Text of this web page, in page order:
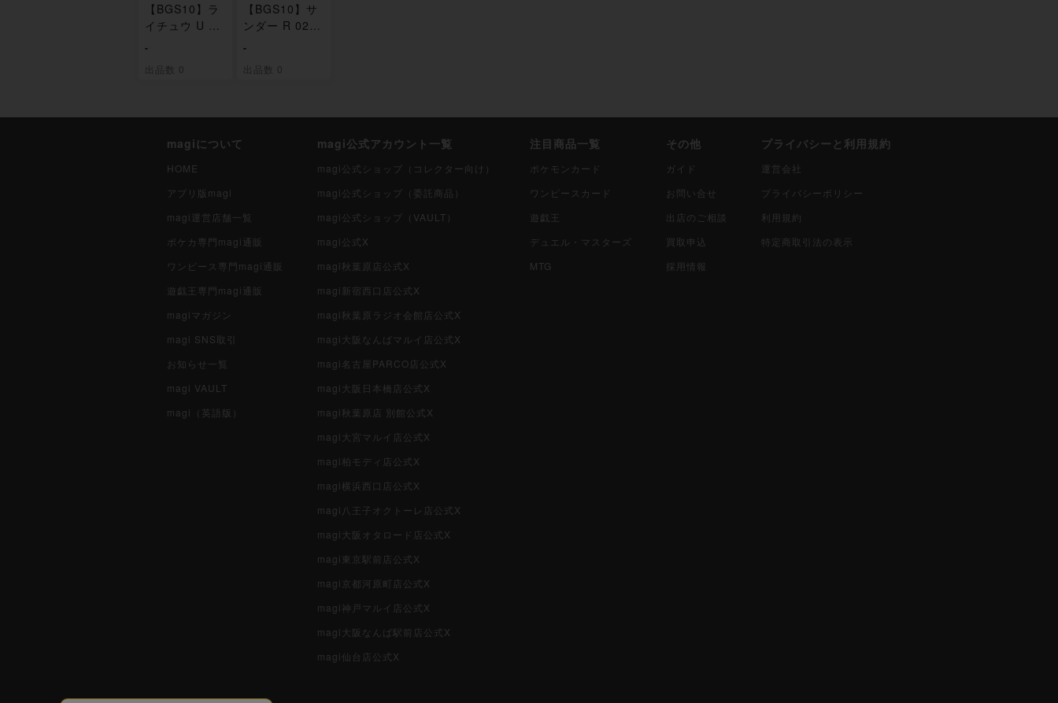
【BGS10】ラ
イチュウ U 02
-
出品数 0
【BGS10】サ
ンダー R 025/
-
出品数 0
magiについて
HOME
アプリ版magi
magi運営店舗一覧
ポケカ専門magi通販
ワンピース専門magi通販
遊戯王専門magi通販
magiマガジン
magi SNS取引
お知らせ一覧
magi VAULT
magi（英語版）
magi公式アカウント一覧
magi公式ショップ（コレクター向け）
magi公式ショップ（委託商品）
magi公式ショップ（VAULT）
magi公式X
magi秋葉原店公式X
magi新宿西口店公式X
magi秋葉原ラジオ会館店公式X
magi大阪なんばマルイ店公式X
magi名古屋PARCO店公式X
magi大阪日本橋店公式X
magi秋葉原店 別館公式X
magi大宮マルイ店公式X
magi柏モディ店公式X
magi横浜西口店公式X
magi八王子オクトーレ店公式X
magi大阪オタロード店公式X
magi東京駅前店公式X
magi京都河原町店公式X
magi神戸マルイ店公式X
magi大阪なんば駅前店公式X
magi仙台店公式X
注目商品一覧
ポケモンカード
ワンピースカード
遊戯王
デュエル・マスターズ
MTG
その他
ガイド
お問い合せ
出店のご相談
買取申込
採用情報
プライバシーと利用規約
運営会社
プライバシーポリシー
利用規約
特定商取引法の表示